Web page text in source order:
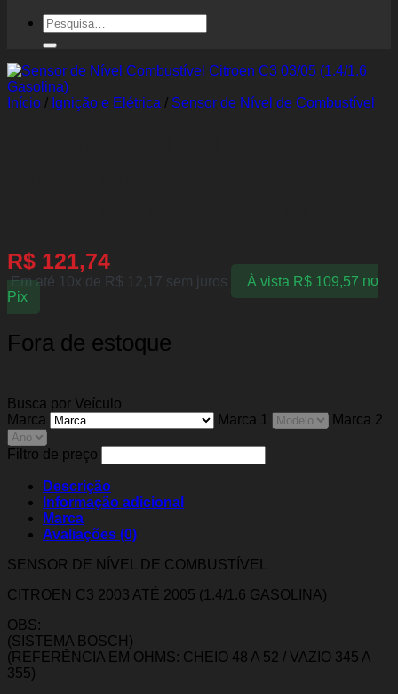
Pesquisar
por:
Início / Ignição e Elétrica / Sensor de Nível de Combustível
R$ 121,74
Em até 10x de R$ 12,17 sem juros À vista R$109,57 no
Pix
Fora de estoque
Busca por Veículo
Marca
Marca 1 Marca 2
Filtro de preço
Descrição
Informação adicional
Marca
Avaliações (0)
SENSOR DE NÍVEL DE COMBUSTÍVEL
CITROEN C3 2003 ATÉ 2005 (1.4/1.6 GASOLINA)
OBS:
(SISTEMA BOSCH)
(REFERÊNCIA EM OHMS: CHEIO 48 A 52 / VAZIO 345 A
355)